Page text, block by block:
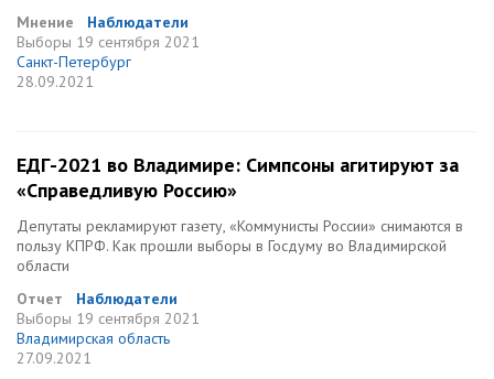
Мнение
Наблюдатели
Выборы 19 сентября 2021
Санкт-Петербург
28.09.2021
ЕДГ-2021 во Владимире: Симпсоны агитируют за
«Справедливую Россию»
Депутаты рекламируют газету, «Коммунисты России» снимаются в
пользу КПРФ. Как прошли выборы в Госдуму во Владимирской
области
Отчет
Наблюдатели
Выборы 19 сентября 2021
Владимирская область
27.09.2021